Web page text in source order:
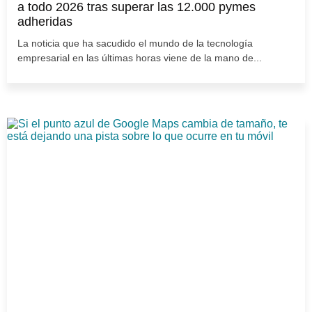
a todo 2026 tras superar las 12.000 pymes
adheridas
La noticia que ha sacudido el mundo de la tecnología
empresarial en las últimas horas viene de la mano de...